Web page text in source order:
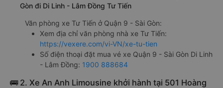
Gòn đi Di Linh - Lâm Đồng Tư Tiến
Văn phòng xe Tư Tiến ở Quận 9 - Sài Gòn:
Xem địa chỉ văn phòng nhà xe Tư Tiến:
https://vexere.com/vi-VN/xe-tu-tien
Số điện thoại đặt mua vé xe Quận 9 - Sài Gòn Di Linh
- Lâm Đồng: 1900 888684
🚌 2. Xe An Anh Limousine khởi hành tại 501 Hoàng